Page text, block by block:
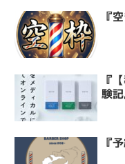
『
『
験記
『